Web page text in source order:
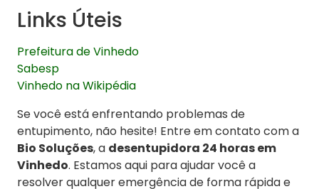
Links Úteis
Prefeitura de Vinhedo
Sabesp
Vinhedo na Wikipédia
Se você está enfrentando problemas de
entupimento, não hesite! Entre em contato com a
Bio Soluções, a desentupidora 24 horas em
Vinhedo. Estamos aqui para ajudar você a
resolver qualquer emergência de forma rápida e